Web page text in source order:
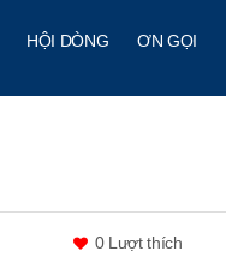
HỘI DÒNG ƠN GỌI
0Lượt thích